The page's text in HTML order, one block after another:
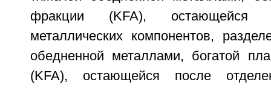
фракции (KFA), остающейся
металлических компонентов,
обедненной металлами, богатой
(KFA), остающейся после